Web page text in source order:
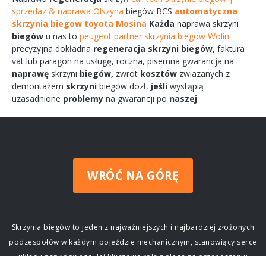
sprzedaz & naprawa Olszyna biegów BCS automatyczna
skrzynia biegow toyota Mosina Każda naprawa skrzyni
biegów u nas to peugeot partner skrzynia biegow Wolin
precyzyjna dokładna regeneracja skrzyni biegów, faktura
vat lub paragon na usługę, roczna, pisemna gwarancja na
naprawę skrzyni biegów, zwrot kosztów zwiazanych z
demontażem skrzyni biegów dozł, jeśli wystąpią
uzasadnione problemy na gwarancji po naszej
WRÓĆ NA GÓRĘ
Skrzynia biegów to jeden z najważniejszych i najbardziej złożonych
podzespołów w każdym pojeździe mechanicznym, stanowiący serce